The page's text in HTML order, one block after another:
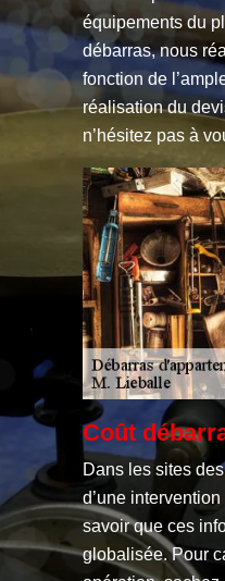
équipements du
débarras, nous
fonction de
réalisation du
n’hésitez pas à
Coût
Dans les sites
d’une
savoir que ces
globalisée. Pour